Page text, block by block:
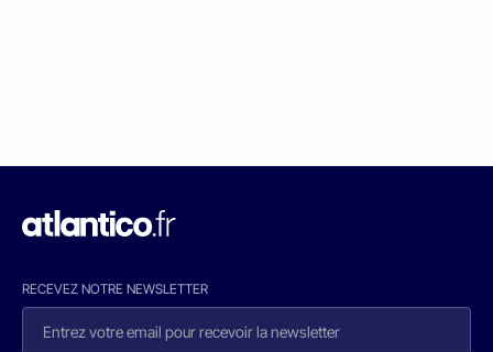
RECEVEZ NOTRE NEWSLETTER